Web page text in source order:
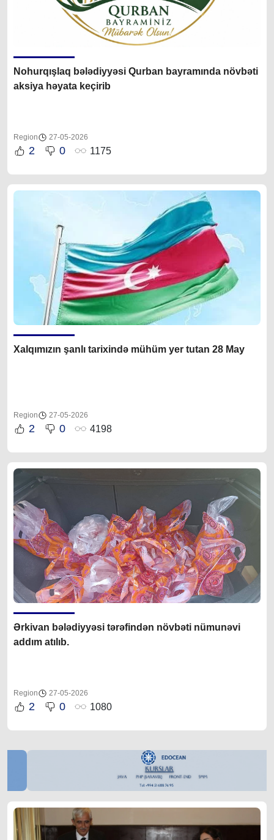
Nohurqışlaq bələdiyyəsi Qurban bayramında növbəti
aksiya həyata keçirib
Region 27-05-2026
2 0 1175
Xalqımızın şanlı tarixində mühüm yer tutan 28 May
Region 27-05-2026
2 0 4198
Ərkivan bələdiyyəsi tərəfindən növbəti nümunəvi
addım atılıb.
Region 27-05-2026
2 0 1080